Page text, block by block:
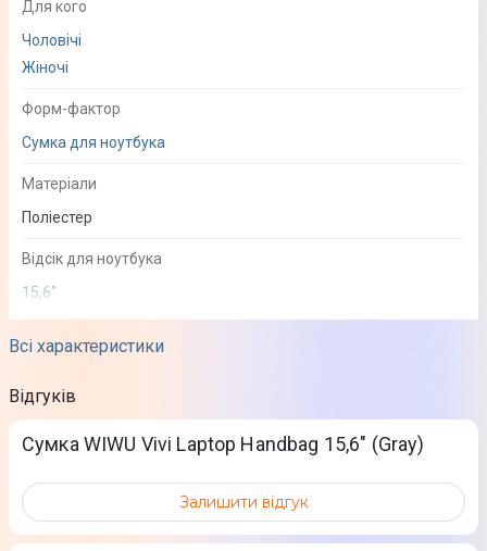
Всі характеристики
Для кого
Чоловічі
Жіночі
Форм-фактор
Сумка для ноутбука
Матеріали
Поліестер
Відсік для ноутбука
15,6"
Особливості
Стильний, суворий дизайн; Виготовлена з водонепроникного
Колір
Сірий
Відгуків
Сумка WIWU Vivi Laptop Handbag 15,6" (Gray)
Залишити відгук